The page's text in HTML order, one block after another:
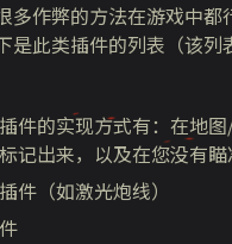
作弊的方法在游戏中都
此类插件的列表（该
件的实现方式有：在地
记出来，以及在您没有
（如激光炮线）